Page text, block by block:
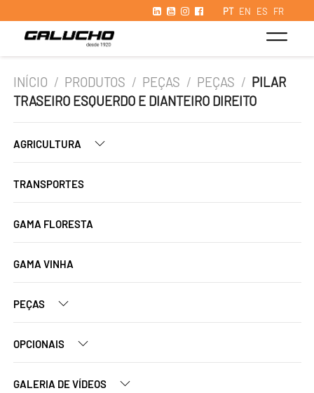
PT EN ES FR
INÍCIO / PRODUTOS / PEÇAS / PEÇAS / PILAR
TRASEIRO ESQUERDO E DIANTEIRO DIREITO
AGRICULTURA
TRANSPORTES
GAMA FLORESTA
GAMA VINHA
PEÇAS
OPCIONAIS
GALERIA DE VÍDEOS